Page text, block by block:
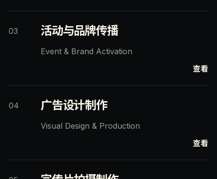
03 活动与品牌传播
Event & Brand Activation
查看
04 广告设计制作
Visual Design & Production
查看